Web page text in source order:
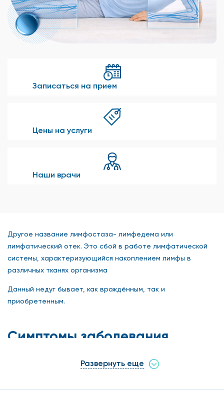
Записаться на прием
Цены на услуги
Наши врачи
Другое название лимфостаза- лимфедема или
лимфатический отек. Это сбой в работе лимфатической
системы, характеризующийся накоплением лимфы в
различных тканях организма
Данный недуг бывает, как врождённым, так и
приобретенным.
Симптомы заболевания
Признаки недуга могут варьироваться, в зависимости от
Лёгкая стадия - долго не проходит отечность конечности,
Развернуть еще